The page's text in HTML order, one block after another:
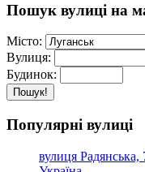
Пошук вулиці на
Місто:
Вулиця:
Будинок:
Пошук!
Популярні вулиці
вулиця